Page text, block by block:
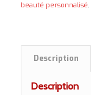
beauté personnalisé,
Description
Description